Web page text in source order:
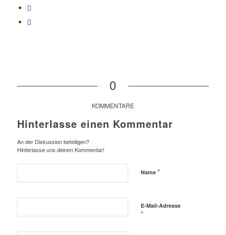
0
KOMMENTARE
Hinterlasse einen Kommentar
An der Diskussion beteiligen?
Hinterlasse uns deinen Kommentar!
Name *
E-Mail-Adresse
*